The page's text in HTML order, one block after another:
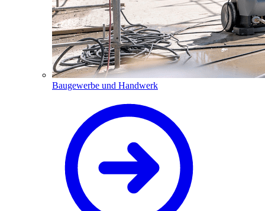
Baugewerbe und Handwerk